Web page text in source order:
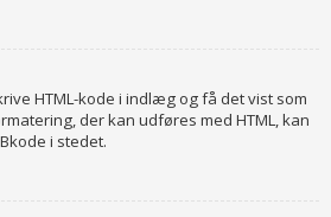
HTML-kode i indlæg og få det vist som
der kan udføres med HTML, kan
i stedet.